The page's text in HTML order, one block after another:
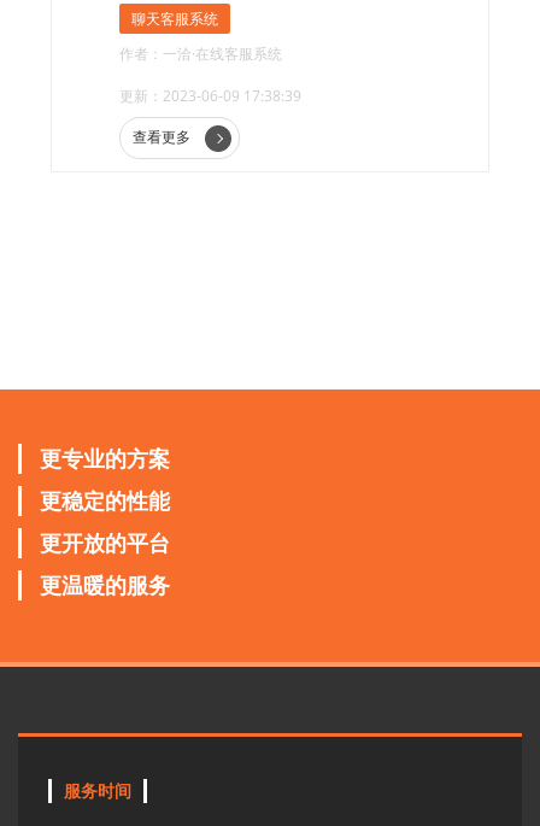
服系统是其中一种非常受欢迎的实时在线客服
部分。
聊天客服系统
作者：一洽·在线客服系统
更新：2023-06-09 17:38:39
查看更多
更专业的方案
更稳定的性能
更开放的平台
更温暖的服务
服务时间